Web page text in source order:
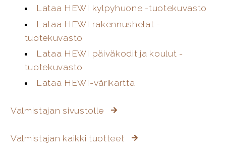
Lataa HEWI kylpyhuone -tuotekuvasto
Lataa HEWI rakennushelat -
tuotekuvasto
Lataa HEWI päiväkodit ja koulut -
tuotekuvasto
Lataa HEWI-värikartta
Valmistajan sivustolle
Valmistajan kaikki tuotteet